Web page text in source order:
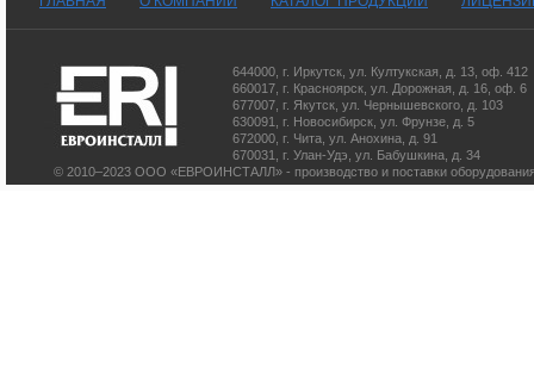
644000 г. Иркутск ул. Култукская, д. 13 , оф. 412
660017 г. Красноярск ул. Дорожная, д. 16, оф. 6
677007 г. Якутск ул. Чернышевского, д. 103
630091
г. Новосибирск ул. Фрунзе, д. 5
672000 г. Чита ул. Анохина, д. 91
670031
г. Улан-Удэ ул. Бабушкина, д. 34
© 2010–2023 ООО «ЕВРОИНСТАЛЛ» - производство и поставки оборудования